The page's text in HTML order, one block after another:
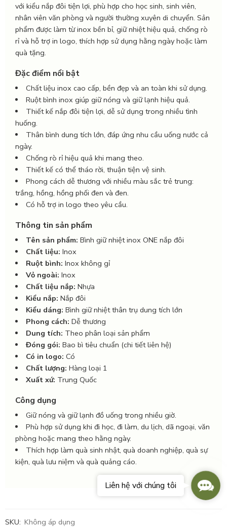
với kiểu nắp đôi tiện lợi, phù hợp cho học sinh, sinh viên,
nhân viên văn phòng và người thường xuyên di chuyển. Sản
phẩm được làm từ inox bền bỉ, giữ nhiệt hiệu quả, chống rò
rỉ và hỗ trợ in logo, thích hợp sử dụng hằng ngày hoặc làm
quà tặng.
Đặc điểm nổi bật
Chất liệu inox cao cấp, bền đẹp và an toàn khi sử dụng.
Ruột bình inox giúp giữ nóng và giữ lạnh hiệu quả.
Thiết kế nắp đôi tiện lợi, dễ sử dụng trong nhiều tình
huống.
Thân bình dung tích lớn, đáp ứng nhu cầu uống nước cả
ngày.
Chống rò rỉ hiệu quả khi mang theo.
Thiết kế có thể tháo rời, thuận tiện vệ sinh.
Phong cách dễ thương với nhiều màu sắc trẻ trung:
trắng, hồng, hồng phối đen và đen.
Có hỗ trợ in logo theo yêu cầu.
Thông tin sản phẩm
Tên sản phẩm: Bình giữ nhiệt inox ONE nắp đôi
Chất liệu: Inox
Ruột bình: Inox không gỉ
Vỏ ngoài: Inox
Chất liệu nắp: Nhựa
Kiểu nắp: Nắp đôi
Kiểu dáng: Bình giữ nhiệt thân trụ dung tích lớn
Phong cách: Dễ thương
Dung tích: Theo phân loại sản phẩm
Đóng gói: Bao bì tiêu chuẩn (chi tiết liên hệ)
Có in logo: Có
Chất lượng: Hàng loại 1
Xuất xứ: Trung Quốc
Công dụng
Giữ nóng và giữ lạnh đồ uống trong nhiều giờ.
Phù hợp sử dụng khi đi học, đi làm, du lịch, dã ngoại, văn
phòng hoặc mang theo hằng ngày.
Thích hợp làm quà sinh nhật, quà doanh nghiệp, quà sự
kiện, quà lưu niệm và quà quảng cáo.
SKU: Không áp dụng
Us
Liên hệ với chúng tôi